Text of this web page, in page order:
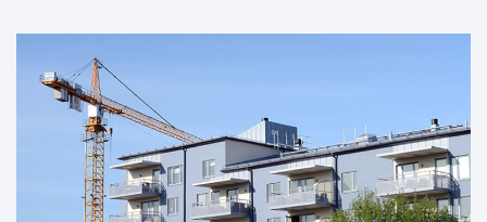
nyproduktion